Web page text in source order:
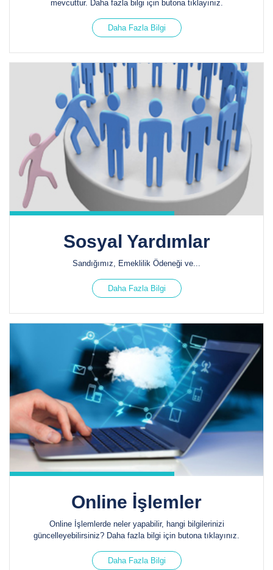
mevcuttur. Daha fazla bilgi için butona tıklayınız.
Daha Fazla Bilgi
Sosyal Yardımlar
Sandığımız, Emeklilik Ödeneği ve...
Daha Fazla Bilgi
Online İşlemler
Online İşlemlerde neler yapabilir, hangi bilgilerinizi
güncelleyebilirsiniz? Daha fazla bilgi için butona tıklayınız.
Daha Fazla Bilgi